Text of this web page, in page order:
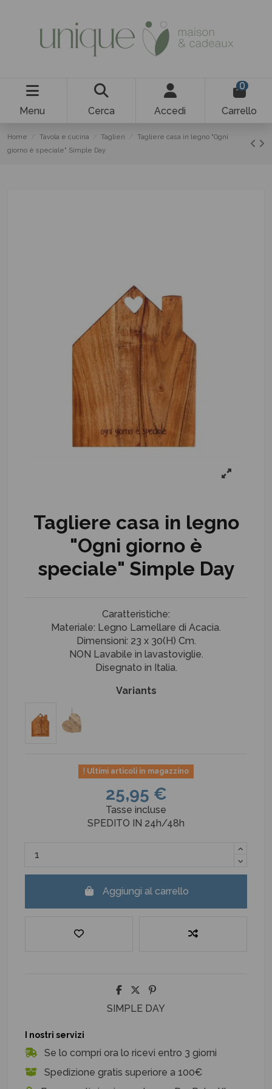
Menu Cerca Accedi
0
Carrello
Home Tavola e cucina Taglieri
Tagliere casa in legno "Ogni
giorno è speciale" Simple Day
Tagliere casa in legno
"Ogni giorno è
speciale" Simple Day
Caratteristiche:
Materiale: Legno Lamellare di Acacia.
Dimensioni: 23 x 30(H) Cm.
NON Lavabile in lavastoviglie.
Disegnato in Italia.
Variants
Ultimi articoli in magazzino
25,95 €
Tasse incluse
SPEDITO IN 24h/48h
Aggiungi al carrello
SIMPLE DAY
I nostri servizi
Se lo compri ora lo ricevi entro 3 giorni
Spedizione gratis superiore a 100€